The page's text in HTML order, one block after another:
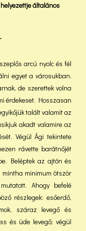
általános
arcú nyolc és fél
egyet a városukban.
de szerettek volna
érdekeset. Hosszasan
talált valamit az
akadt valamire az
Végül Ági tekintete
rávette barátnőjét
Beléptek az ajtón és
minimum ötször
Ahogy befelé
részlegek: esőerdő,
száraz levegő és
és üde levegő; végül